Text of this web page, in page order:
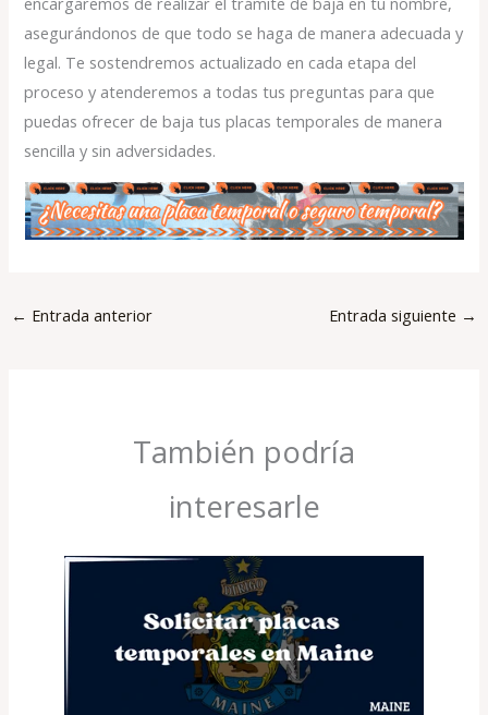
asegurándonos de que todo se haga de manera adecuada y
legal. Te sostendremos actualizado en cada etapa del
proceso y atenderemos a todas tus preguntas para que
puedas ofrecer de baja tus placas temporales de manera
sencilla y sin adversidades.
← Entrada anterior Entrada siguiente →
También podría
interesarle